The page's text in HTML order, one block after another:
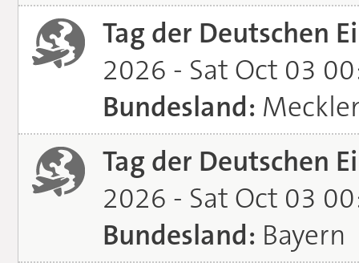
Tag der Deutschen
2026 - Sat Oct 03
Bundesland:
Tag der Deutschen
2026 - Sat Oct 03
Bundesland: Bayern